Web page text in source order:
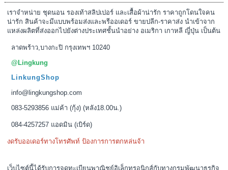
เราจำหน่าย ชุดนอน รองเท้าสลิปเปอร์ และเสื้อผ้าน่ารัก ราคาถูกโดนใจคน
น่ารัก สินค้าจะมีแบบพร้อมส่งและพรีออเดอร์ ขายปลีก-ราคาส่ง นำเข้าจาก
แหล่งผลิตที่ส่งออกไปยังต่างประเทศชั้นนำอย่าง อเมริกา เกาหลี ญี่ปุ่น เป็นต้น
ลาดพร้าว,บางกะปิ กรุงเทพฯ 10240
@Lingkung
LinkungShop
info@lingkungshop.com
083-5293856 แม่ค้า (กุ้ง) (หลัง18.00น.)
084-4257257 แอดมิน (เบิร์ด)
งดรับออเดอร์ทางโทรศัพท์ ป้องการการตกหล่นจ้า
เว็บไซต์นี้ได้รับการจดทะเบียนพาณิชย์อิเล็กทรอนิกส์กับทางกรมพัฒนาธุรกิจ